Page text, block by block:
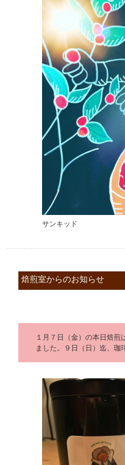
サンキッド
焙煎室からのお知らせ
１月７日（金）の本日焙煎
ました。９日（日）迄、珈